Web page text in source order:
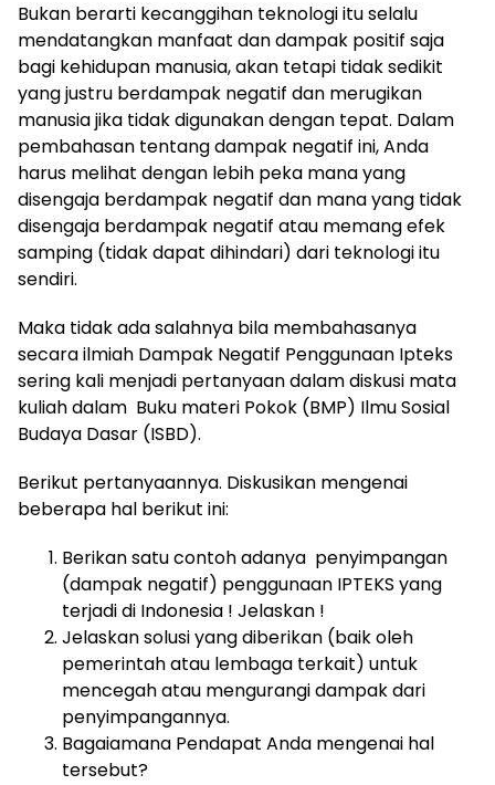
Bukan berarti kecanggihan teknologi itu selalu
mendatangkan manfaat dan dampak positif saja
bagi kehidupan manusia, akan tetapi tidak sedikit
yang justru berdampak negatif dan merugikan
manusia jika tidak digunakan dengan tepat. Dalam
pembahasan tentang dampak negatif ini, Anda
harus melihat dengan lebih peka mana yang
disengaja berdampak negatif dan mana yang tidak
disengaja berdampak negatif atau memang efek
samping (tidak dapat dihindari) dari teknologi itu
sendiri.
Maka tidak ada salahnya bila membahasanya
secara ilmiah Dampak Negatif Penggunaan Ipteks
sering kali menjadi pertanyaan dalam diskusi mata
kuliah dalam Buku materi Pokok (BMP) Ilmu Sosial
Budaya Dasar (ISBD).
Berikut pertanyaannya. Diskusikan mengenai
beberapa hal berikut ini:
Berikan satu contoh adanya penyimpangan
(dampak negatif) penggunaan IPTEKS yang
terjadi di Indonesia ! Jelaskan !
Jelaskan solusi yang diberikan (baik oleh
pemerintah atau lembaga terkait) untuk
mencegah atau mengurangi dampak dari
penyimpangannya.
Bagaiamana Pendapat Anda mengenai hal
tersebut?